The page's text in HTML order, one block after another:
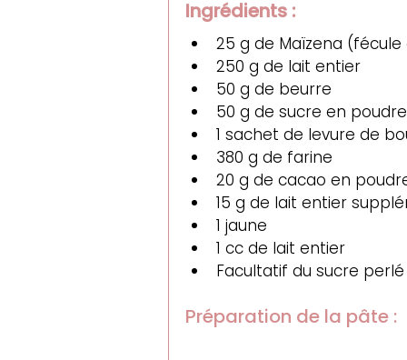
Ingrédients :
25 g de Maïzena
250 g de lait entier
50 g de beurre
50 g de sucre en poudre
1 sachet de levure de
380 g de farine
20 g de cacao en
15 g de lait entier
1 jaune
1 cc de lait entier
Facultatif du sucre perlé
Préparation de la pâte :